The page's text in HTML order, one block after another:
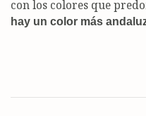
con los colores que
hay un color más